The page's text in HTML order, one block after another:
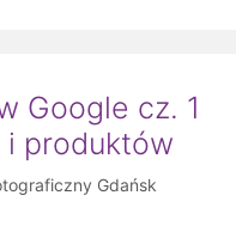
Google cz. 1
produktów
Gdańsk